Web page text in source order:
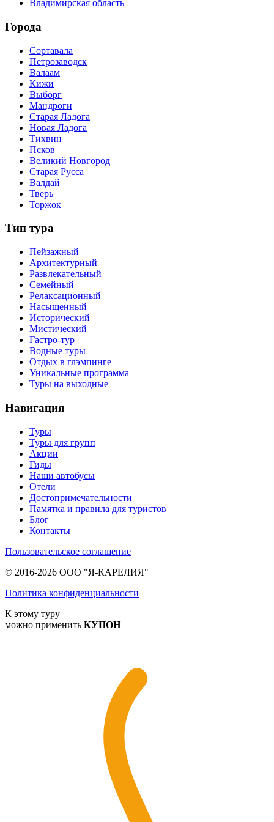
Владимирская область
Города
Сортавала
Петрозаводск
Валаам
Кижи
Выборг
Мандроги
Старая Ладога
Новая Ладога
Тихвин
Псков
Великий Новгород
Старая Русса
Валдай
Тверь
Торжок
Тип тура
Пейзажный
Архитектурный
Развлекательный
Семейный
Релаксационный
Насыщенный
Исторический
Мистический
Гастро-тур
Водные туры
Отдых в глэмпинге
Уникальные программа
Туры на выходные
Навигация
Туры
Туры для групп
Акции
Гиды
Наши автобусы
Отели
Достопримечательности
Памятка и правила для туристов
Блог
Контакты
Пользовательское соглашение
© 2016-2026 ООО "Я-КАРЕЛИЯ"
Политика конфиденциальности
К этому туру
можно применить КУПОН